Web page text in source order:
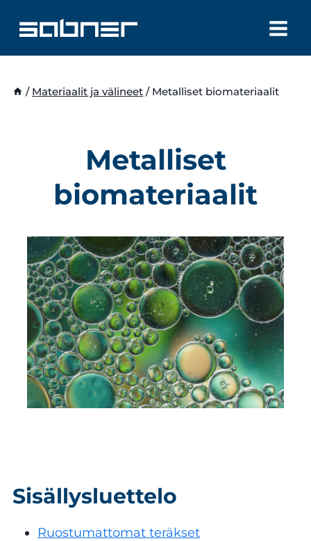
sisältöön
/ Materiaalit ja välineet / Metalliset biomateriaalit
Metalliset
biomateriaalit
Sisällysluettelo
Ruostumattomat teräkset